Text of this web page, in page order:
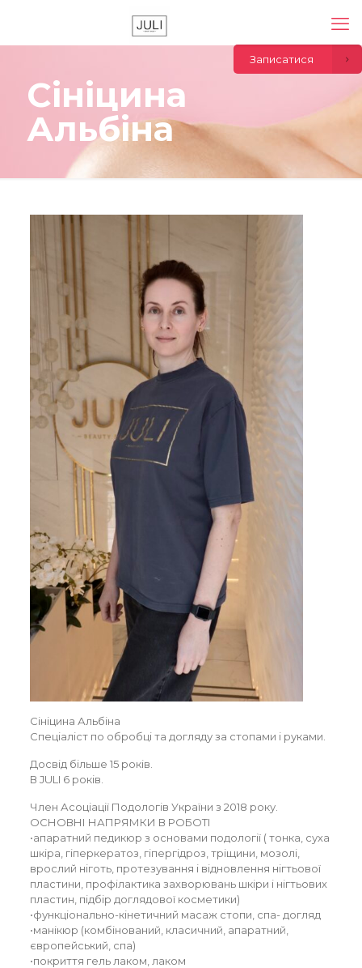
Сініцина
Альбіна
Сініцина Альбіна
Спеціаліст по обробці та догляду за стопами і руками.
Досвід більше 15 років.
В JULI 6 років.
Член Асоціації Подологів України з 2018 року.
ОСНОВНІ НАПРЯМКИ В РОБОТІ
•апаратний педикюр з основами подології ( тонка, суха
шкіра, гіперкератоз, гіпергідроз, тріщини, мозолі,
врослий ніготь, протезування і відновлення нігтьової
пластини, профілактика захворювань шкіри і нігтьових
пластин, підбір доглядової косметики)
•функціонально-кінетичний масаж стопи, спа- догляд
•манікюр (комбінований, класичний, апаратний,
європейський, спа)
•покриття гель лаком, лаком
Сініцина Альбіна
Замовити
Записатися
Записатися